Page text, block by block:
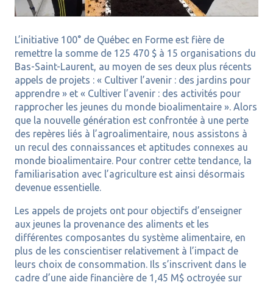
L’initiative 100° de Québec en Forme est fière de
remettre la somme de 125 470 $ à 15 organisations du
Bas-Saint-Laurent, au moyen de ses deux plus récents
appels de projets : « Cultiver l’avenir : des jardins pour
apprendre » et « Cultiver l’avenir : des activités pour
rapprocher les jeunes du monde bioalimentaire ». Alors
que la nouvelle génération est confrontée à une perte
des repères liés à l’agroalimentaire, nous assistons à
un recul des connaissances et aptitudes connexes au
monde bioalimentaire. Pour contrer cette tendance, la
familiarisation avec l’agriculture est ainsi désormais
devenue essentielle.
Les appels de projets ont pour objectifs d’enseigner
aux jeunes la provenance des aliments et les
différentes composantes du système alimentaire, en
plus de les conscientiser relativement à l’impact de
leurs choix de consommation. Ils s’inscrivent dans le
cadre d’une aide financière de 1,45 M$ octroyée sur